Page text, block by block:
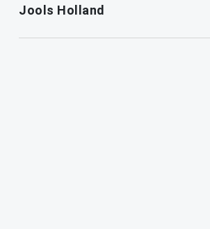
Jools Holland